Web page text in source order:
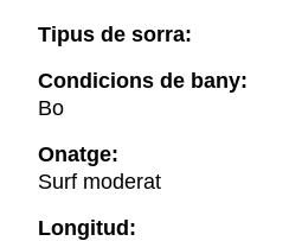
Tipus de sorra:
Condicions de bany:
Bo
Onatge:
Surf moderat
Longitud: